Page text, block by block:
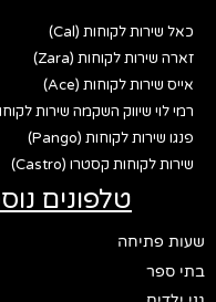
כאל שירות לקוחות (Cal)
זארה שירות לקוחות (Zara)
אייס שירות לקוחות (Ace)
רמי לוי שיווק השקמה שירות
פנגו שירות לקוחות (Pango)
שירות לקוחות קסטרו (Castro)
טלפונים
שעות פתיחה
בתי ספר